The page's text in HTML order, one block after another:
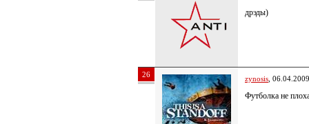
дрэды)
26 zynosis ,
Футболка не